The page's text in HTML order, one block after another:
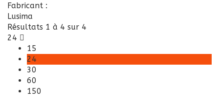
Fabricant :
Lusima
Résultats 1 à 4 sur 4
24
15
24
30
60
150